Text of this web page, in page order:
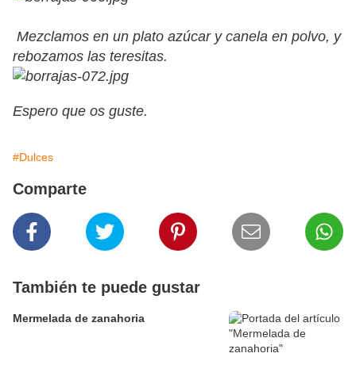
Mezclamos en un plato azúcar y canela en polvo, y
rebozamos las teresitas.
Espero que os guste.
#Dulces
Comparte
También te puede gustar
Mermelada de zanahoria